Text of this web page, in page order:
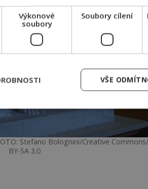
Stefano Bolognini/Creative
BY-SA 3.0
Výkonové
soubory
Soubory cílení
VŠE